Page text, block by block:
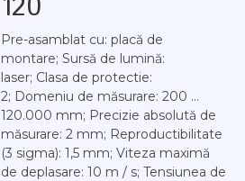
Pre-asamblat cu: placă de
montare; Sursă de lumină:
laser; Clasa de protectie:
2; Domeniu de măsurare: 200 ...
120.000 mm; Precizie absolută de
măsurare: 2 mm; Reproductibilitate
(3 sigma): 1,5 mm; Viteza maximă
de deplasare: 10 m / s; Tensiunea de